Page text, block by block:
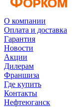
О компании
Оплата и доставка
Гарантия
Новости
Акции
Дилерам
Франшиза
Где купить
Контакты
Нефтеюганск